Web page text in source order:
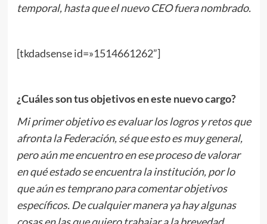
temporal, hasta que el nuevo CEO fuera nombrado.
[tkdadsense id=»1514661262”]
¿Cuáles son tus objetivos en este nuevo cargo?
Mi primer objetivo es evaluar los logros y retos que
afronta la Federación, sé que esto es muy general,
pero aún me encuentro en ese proceso de valorar
en qué estado se encuentra la institución, por lo
que aún es temprano para comentar objetivos
específicos. De cualquier manera ya hay algunas